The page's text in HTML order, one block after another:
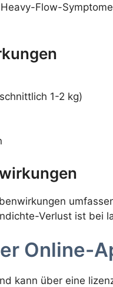
Flow-
1-2 kg)
Verlust ist bei
Online-
kann über eine